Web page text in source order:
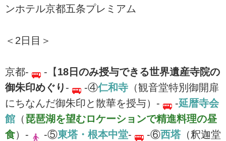
ンホテル京都五条プレミアム
＜2日目＞
京都- -【18日のみ授与できる世界遺産寺院の
御朱印めぐり - -④仁和寺 （観音堂特別御開扉
にちなんだ御朱印と散華を授与）-
-延暦寺会
館 （琵琶湖を望むロケーションで精進料理の昼
食）- -⑤東塔・根本中堂- -⑥西塔 （釈迦堂